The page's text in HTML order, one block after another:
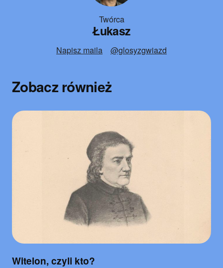
Twórca
Łukasz
Napisz maila @glosyzgwiazd
Zobacz również
Witelon, czyli kto?